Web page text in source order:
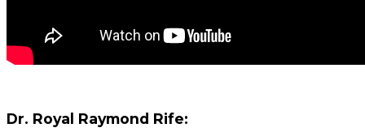
Dr. Royal Raymond Rife: